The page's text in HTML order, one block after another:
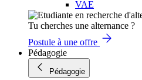
VAE
Tu cherches une alternance ?
Postule à une offre
Pédagogie
Pédagogie